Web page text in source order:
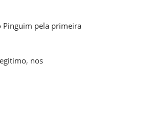
Pinguim pela primeira
nos